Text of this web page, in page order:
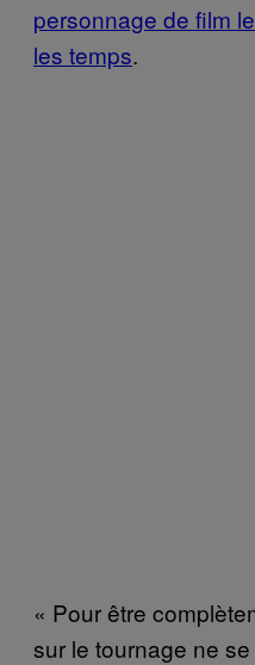
personnage de film
les temps.
« Pour être
sur le tournage ne